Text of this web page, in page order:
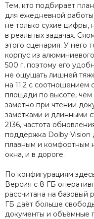
Тем, кто подбирает
для ежедневной
не только сухие цифры,
в реальных задачах.
этого сценария. У него
корпус из
500 г, поэтому его
не ощущать лишней
на 11.2 с соотношением
площади по высоте,
заметно при чтении
заметками и длинными
2136, частота
поддержка Dolby Vision
плавным и комфортным
окна, и в дороге.
По конфигурациям
Версия с 8 ГБ
рассчитана на базовый
ГБ даёт больше
документы и объёмные